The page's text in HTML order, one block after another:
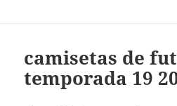
camisetas de
temporada 19